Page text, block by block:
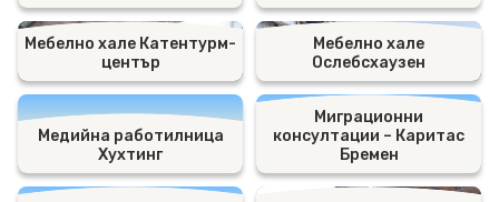
Мебелно хале Катентурм-
център
Мебелно хале
Ослебсхаузен
Медийна работилница
Хухтинг
Миграционни
консултации – Каритас
Бремен